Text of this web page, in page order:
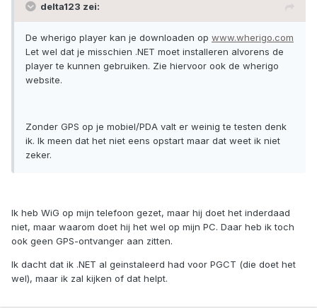
delta123 zei:
De wherigo player kan je downloaden op www.wherigo.com
Let wel dat je misschien .NET moet installeren alvorens de
player te kunnen gebruiken. Zie hiervoor ook de wherigo
website.
Zonder GPS op je mobiel/PDA valt er weinig te testen denk
ik. Ik meen dat het niet eens opstart maar dat weet ik niet
zeker.
Ik heb WiG op mijn telefoon gezet, maar hij doet het inderdaad
niet, maar waarom doet hij het wel op mijn PC. Daar heb ik toch
ook geen GPS-ontvanger aan zitten.
Ik dacht dat ik .NET al geinstaleerd had voor PGCT (die doet het
wel), maar ik zal kijken of dat helpt.